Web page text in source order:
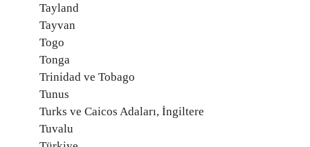
Tayland
Tayvan
Togo
Tonga
Trinidad ve Tobago
Tunus
Turks ve Caicos Adaları, İngiltere
Tuvalu